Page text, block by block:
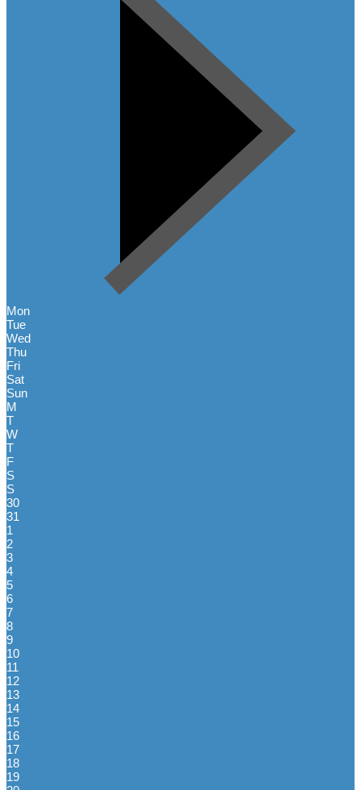
Mon
Tue
Wed
Thu
Fri
Sat
Sun
M
T
W
T
F
S
S
30
31
1
2
3
4
5
6
7
8
9
10
11
12
13
14
15
16
17
18
19